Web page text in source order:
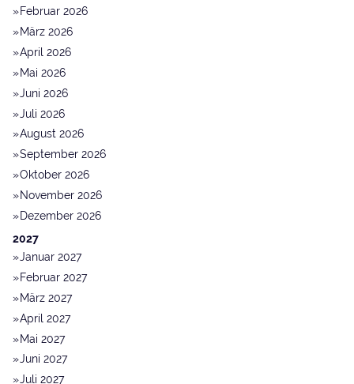
Februar 2026
März 2026
April 2026
Mai 2026
Juni 2026
Juli 2026
August 2026
September 2026
Oktober 2026
November 2026
Dezember 2026
2027
Januar 2027
Februar 2027
März 2027
April 2027
Mai 2027
Juni 2027
Juli 2027